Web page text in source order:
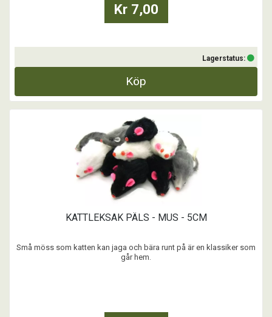
Kr 7,00
Lagerstatus:
Köp
KATTLEKSAK PÄLS - MUS - 5CM
Små möss som katten kan jaga och bära runt på är en klassiker som
går hem.